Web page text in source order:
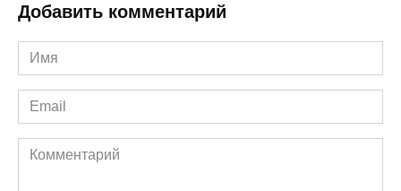
Добавить комментарий
Имя
*
Email
*
Комментарий